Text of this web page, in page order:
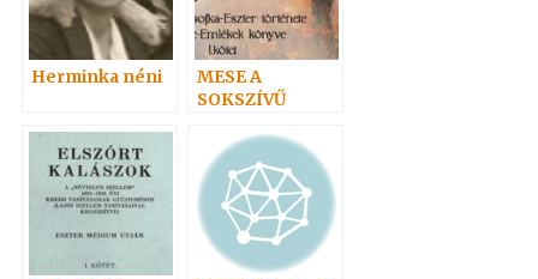
Herminka néni
MESE A
SOKSZÍVŰ